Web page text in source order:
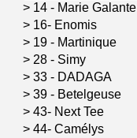
> 14 - Marie Galante
> 16- Enomis
> 19 - Martinique
> 28 - Simy
> 33 - DADAGA
> 39 - Betelgeuse
> 43- Next Tee
> 44- Camélys